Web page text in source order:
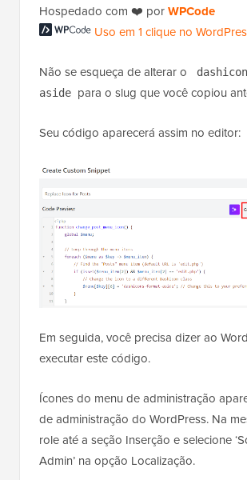
Hospedado com ❤️ porWPCode
Uso em 1 clique no
Não se esqueça de alterar o
aside para o slug que você copiou
Seu código aparecerá assim no editor:
Em seguida, você precisa dizer ao
executar este código.
Ícones do menu de administração
de administração do WordPress. Na
role até a seção Inserção e selecione
Admin’ na opção Localização.